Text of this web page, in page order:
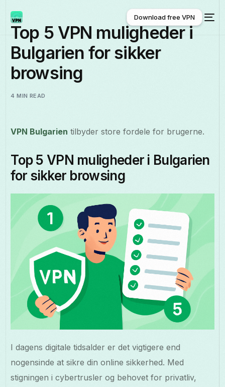
Dansk
Download free VPN
Download free VPN
Top 5 VPN muligheder i
Bulgarien for sikker
browsing
4 MIN READ
VPN Bulgarien tilbyder store fordele for brugerne.
Top 5 VPN muligheder i Bulgarien
for sikker browsing
I dagens digitale tidsalder er det vigtigere end
nogensinde at sikre din online sikkerhed. Med
stigningen i cybertrusler og behovet for privatliv,